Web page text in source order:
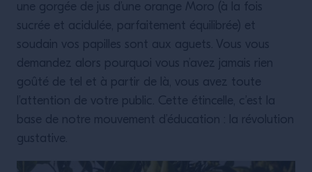
une gorgée de jus d’une orange Moro (à la fois
sucrée et acidulée, parfaitement équilibrée) et
soudain vos papilles sont aux aguets. Vous vous
demandez alors pourquoi vous n’avez jamais rien
goûté de tel et à partir de là, vous avez toute
l’attention de votre public. Cette étincelle, c’est la
base de notre mouvement d’éducation : la révolution
gustative.